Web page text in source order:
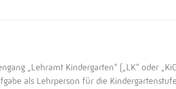
„Lehramt Kindergarten“ („LK“ oder
als Lehrperson für die